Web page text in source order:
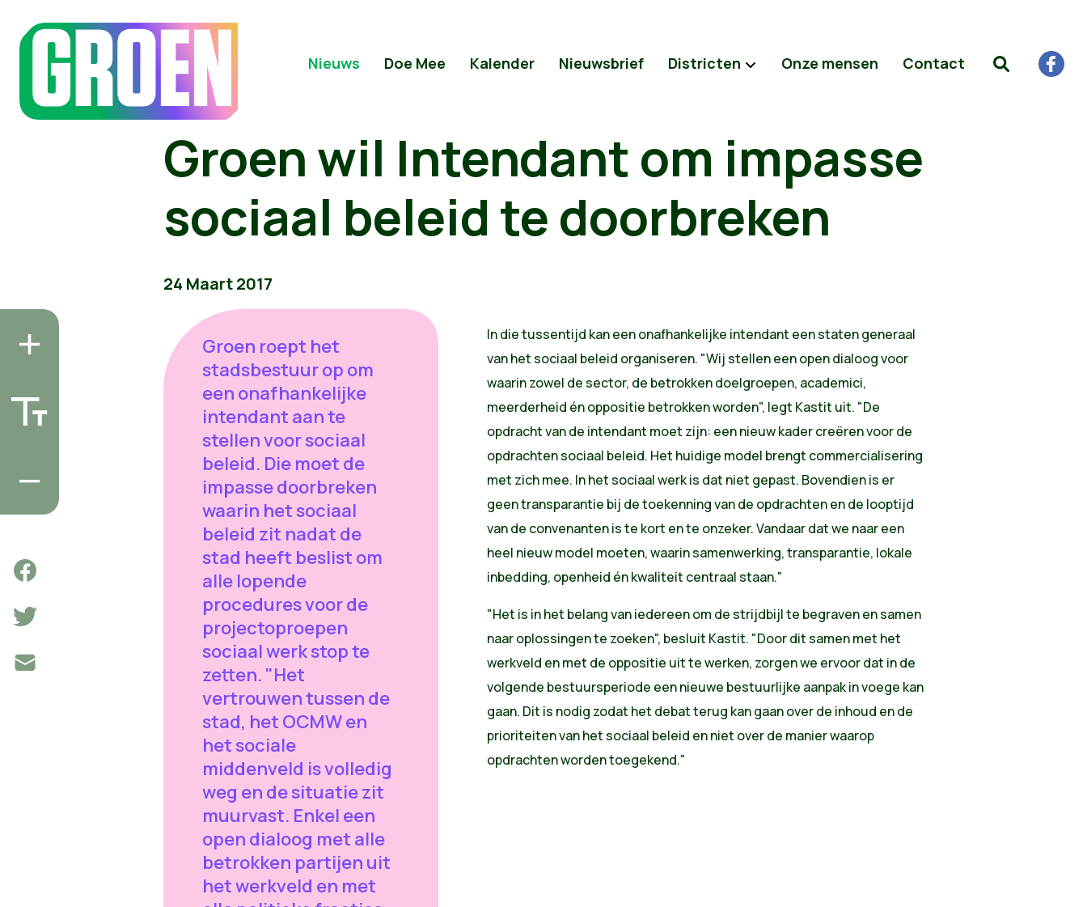
Nieuws Doe Mee Kalender Nieuwsbrief Districten Onze mensen Contact
Groen wil Intendant om impasse
sociaal beleid te doorbreken
24 Maart 2017
Groen roept het
stadsbestuur op om
een onafhankelijke
intendant aan te
stellen voor sociaal
beleid. Die moet de
impasse doorbreken
waarin het sociaal
beleid zit nadat de
stad heeft beslist om
alle lopende
procedures voor de
projectoproepen
sociaal werk stop te
zetten. "Het
vertrouwen tussen de
stad, het OCMW en
het sociale
middenveld is volledig
weg en de situatie zit
muurvast. Enkel een
open dialoog met alle
betrokken partijen uit
het werkveld en met
In die tussentijd kan een onafhankelijke intendant een staten generaal
van het sociaal beleid organiseren. "Wij stellen een open dialoog voor
waarin zowel de sector, de betrokken doelgroepen, academici,
meerderheid én oppositie betrokken worden", legt Kastit uit. "De
opdracht van de intendant moet zijn: een nieuw kader creëren voor de
opdrachten sociaal beleid. Het huidige model brengt commercialisering
met zich mee. In het sociaal werk is dat niet gepast. Bovendien is er
geen transparantie bij de toekenning van de opdrachten en de looptijd
van de convenanten is te kort en te onzeker. Vandaar dat we naar een
heel nieuw model moeten, waarin samenwerking, transparantie, lokale
inbedding, openheid én kwaliteit centraal staan."
"Het is in het belang van iedereen om de strijdbijl te begraven en samen
naar oplossingen te zoeken", besluit Kastit. "Door dit samen met het
werkveld en met de oppositie uit te werken, zorgen we ervoor dat in de
volgende bestuursperiode een nieuwe bestuurlijke aanpak in voege kan
gaan. Dit is nodig zodat het debat terug kan gaan over de inhoud en de
prioriteiten van het sociaal beleid en niet over de manier waarop
opdrachten worden toegekend."